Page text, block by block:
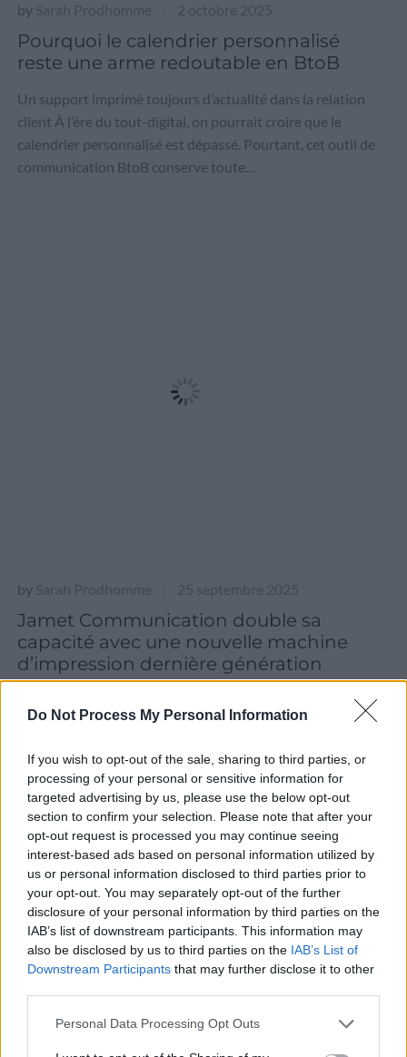
Do Not Process My Personal Information
If you wish to opt-out of the sale, sharing to third parties, or
processing of your personal or sensitive information for
targeted advertising by us, please use the below opt-out
section to confirm your selection. Please note that after your
opt-out request is processed you may continue seeing
interest-based ads based on personal information utilized by
us or personal information disclosed to third parties prior to
your opt-out. You may separately opt-out of the further
disclosure of your personal information by third parties on the
IAB’s list of downstream participants. This information may
also be disclosed by us to third parties on the IAB’s List of
Downstream Participants that may further disclose it to other
Personal Data Processing Opt Outs
by Sarah Prodhomme 2 octobre 2025
Pourquoi le calendrier personnalisé
reste une arme redoutable en BtoB
Un support imprimé toujours d’actualité dans la relation
client À l’ère du tout-digital, on pourrait croire que le
calendrier personnalisé est dépassé. Pourtant, cet outil de
communication BtoB conserve toute…
by Sarah Prodhomme 25 septembre 2025
Jamet Communication double sa
capacité avec une nouvelle machine
d’impression dernière génération
Chez Jamet Communication, nous avons toujours placé
l’innovation au service de nos clients. Après l’arrivée en
franchissons une nouvelle étape en 2025 avec…